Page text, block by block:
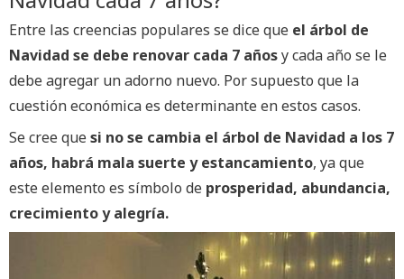
Entre las creencias populares se dice que el árbol de
Navidad se debe renovar cada 7 añosy cada año se le
debe agregar un adorno nuevo. Por supuesto que la
cuestión económica es determinante en estos casos.
Se cree quesi no se cambia el árbol de Navidad a los 7
años, habrá mala suerte y estancamiento, ya que
este elemento es símbolo de prosperidad, abundancia,
crecimiento y alegría.